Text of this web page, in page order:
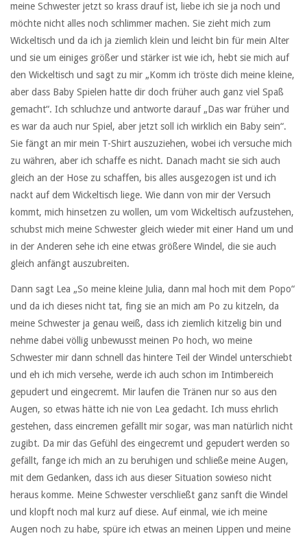
meine Schwester jetzt so krass drauf ist, liebe ich sie ja noch und
möchte nicht alles noch schlimmer machen. Sie zieht mich zum
Wickeltisch und da ich ja ziemlich klein und leicht bin für mein Alter
und sie um einiges größer und stärker ist wie ich, hebt sie mich auf
den Wickeltisch und sagt zu mir „Komm ich tröste dich meine kleine,
aber dass Baby Spielen hatte dir doch früher auch ganz viel Spaß
gemacht“. Ich schluchze und antworte darauf „Das war früher und
es war da auch nur Spiel, aber jetzt soll ich wirklich ein Baby sein“.
Sie fängt an mir mein T-Shirt auszuziehen, wobei ich versuche mich
zu währen, aber ich schaffe es nicht. Danach macht sie sich auch
gleich an der Hose zu schaffen, bis alles ausgezogen ist und ich
nackt auf dem Wickeltisch liege. Wie dann von mir der Versuch
kommt, mich hinsetzen zu wollen, um vom Wickeltisch aufzustehen,
schubst mich meine Schwester gleich wieder mit einer Hand um und
in der Anderen sehe ich eine etwas größere Windel, die sie auch
gleich anfängt auszubreiten.
Dann sagt Lea „So meine kleine Julia, dann mal hoch mit dem Popo“
und da ich dieses nicht tat, fing sie an mich am Po zu kitzeln, da
meine Schwester ja genau weiß, dass ich ziemlich kitzelig bin und
nehme dabei völlig unbewusst meinen Po hoch, wo meine
Schwester mir dann schnell das hintere Teil der Windel unterschiebt
und eh ich mich versehe, werde ich auch schon im Intimbereich
gepudert und eingecremt. Mir laufen die Tränen nur so aus den
Augen, so etwas hätte ich nie von Lea gedacht. Ich muss ehrlich
gestehen, dass eincremen gefällt mir sogar, was man natürlich nicht
zugibt. Da mir das Gefühl des eingecremt und gepudert werden so
gefällt, fange ich mich an zu beruhigen und schließe meine Augen,
mit dem Gedanken, dass ich aus dieser Situation sowieso nicht
heraus komme. Meine Schwester verschließt ganz sanft die Windel
und klopft noch mal kurz auf diese. Auf einmal, wie ich meine
Augen noch zu habe, spüre ich etwas an meinen Lippen und meine